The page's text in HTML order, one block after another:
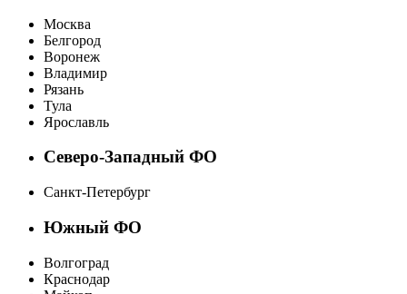
Москва
Белгород
Воронеж
Владимир
Рязань
Тула
Ярославль
Северо-Западный ФО
Санкт-Петербург
Южный ФО
Волгоград
Краснодар